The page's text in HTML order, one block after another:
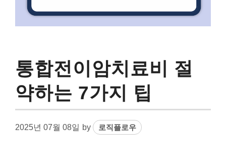
통합전이암치료비 절
약하는 7가지 팁
2025년 07월 08일 by 로직플로우